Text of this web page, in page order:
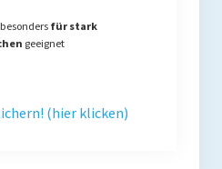
besonders für stark
geeignet
(hier klicken)